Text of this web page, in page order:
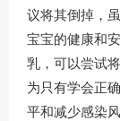
议将其倒掉，
宝宝的健康和
乳，可以尝试
为只有学会正
平和减少感染风